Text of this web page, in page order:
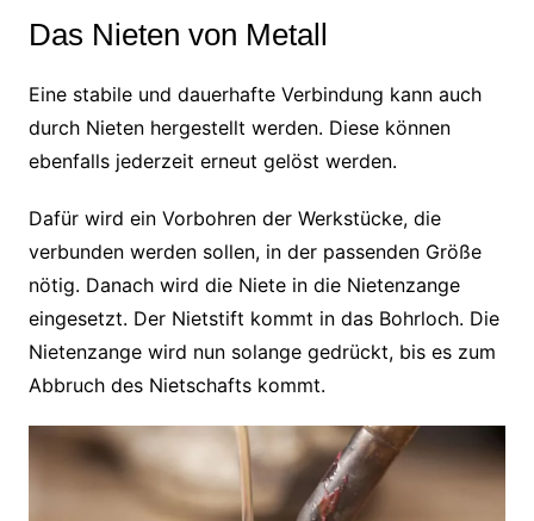
Das Nieten von Metall
Eine stabile und dauerhafte Verbindung kann auch
durch Nieten hergestellt werden. Diese können
ebenfalls jederzeit erneut gelöst werden.
Dafür wird ein Vorbohren der Werkstücke, die
verbunden werden sollen, in der passenden Größe
nötig. Danach wird die Niete in die Nietenzange
eingesetzt. Der Nietstift kommt in das Bohrloch. Die
Nietenzange wird nun solange gedrückt, bis es zum
Abbruch des Nietschafts kommt.